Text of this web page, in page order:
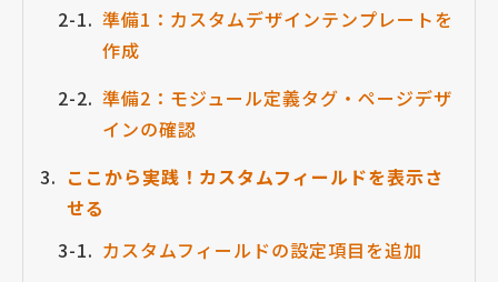
準備1：カスタムデザインテンプレートを
作成
準備2：モジュール定義タグ・ページデザ
インの確認
ここから実践！カスタムフィールドを表示さ
せる
カスタムフィールドの設定項目を追加